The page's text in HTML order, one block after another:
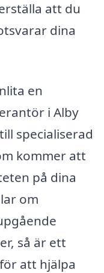
att du
dina
en
i Alby
specialiserad
kommer att
på dina
om
så är ett
att hjälpa